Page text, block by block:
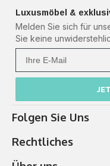
Luxusmöbel &
Melden Sie sich für
Sie keine
Folgen Sie Uns
Rechtliches